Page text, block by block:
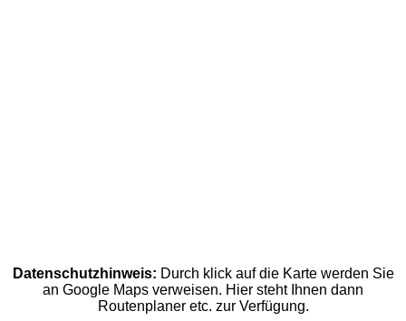
Datenschutzhinweis: Durch klick auf die Karte werden Sie
an Google Maps verweisen. Hier steht Ihnen dann
Routenplaner etc. zur Verfügung.